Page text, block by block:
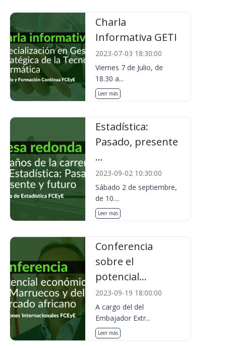
Charla
Informativa GETI
2023-07-03 18:30:00
Viernes 7 de Julio, de
18.30 a...
Leer más
Estadística:
Pasado, presente
...
2023-09-02 10:30:00
Sábado 2 de septiembre,
de 10....
Leer más
Conferencia
sobre el
potencial...
2023-09-19 18:00:00
A cargo del del
Embajador Extr...
Leer más